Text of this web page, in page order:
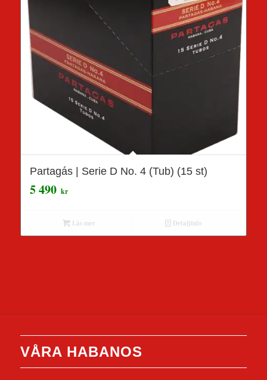
Partagás | Serie D No. 4 (Tub) (15 st)
5 490 kr
Läs mer Detaljinfo
VÅRA HABANOS